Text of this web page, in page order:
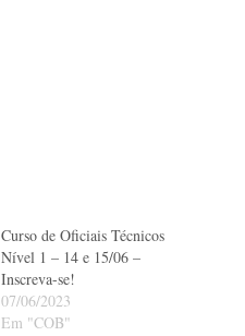
Curso de Oficiais Técnicos
Nível 1 – 14 e 15/06 –
Inscreva-se!
07/06/2023
Em "COB"